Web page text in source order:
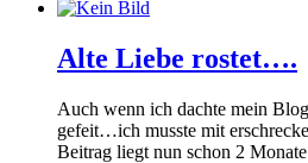
Alte Liebe rostet….
Auch wenn ich dachte mein
gefeit…ich musste mit
Beitrag liegt nun schon 2